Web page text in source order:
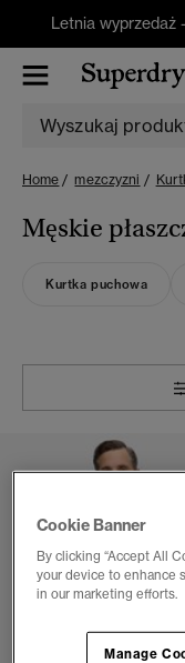
Letnia wyprzedaż
Home mezczyzni
Męskie
Kurtka puchowa
Cookie Banner
By clicking “Accept All
your device to enhance
in our marketing efforts.
Manage